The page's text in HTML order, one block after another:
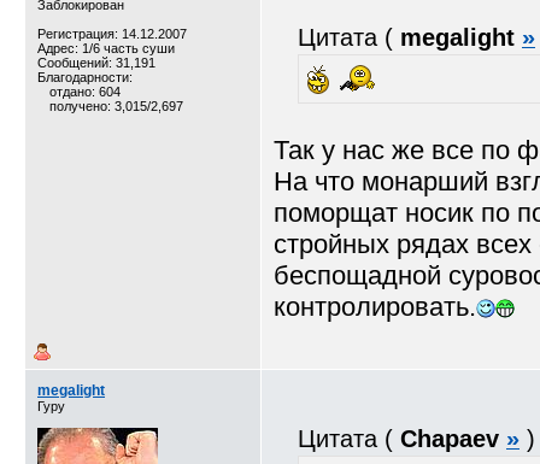
Заблокирован
Регистрация: 14.12.2007
Адрес: 1/6 часть суши
Сообщений: 31,191
Благодарности:
отдано: 604
получено: 3,015/2,697
Цитата ( megalight »
Так у нас же все по
На что монарший
поморщат носик по
стройных рядах
беспощадной
контролировать.
megalight
Гуру
Цитата ( Chapaev » )